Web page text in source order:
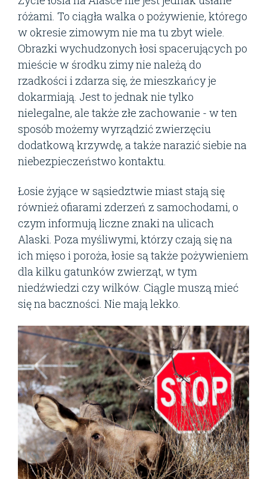
różami. To ciągła walka o pożywienie, którego
w okresie zimowym nie ma tu zbyt wiele.
Obrazki wychudzonych łosi spacerujących po
mieście w środku zimy nie należą do
rzadkości i zdarza się, że mieszkańcy je
dokarmiają. Jest to jednak nie tylko
nielegalne, ale także złe zachowanie - w ten
sposób możemy wyrządzić zwierzęciu
dodatkową krzywdę, a także narazić siebie na
niebezpieczeństwo kontaktu.
Łosie żyjące w sąsiedztwie miast stają się
również ofiarami zderzeń z samochodami, o
czym informują liczne znaki na ulicach
Alaski. Poza myśliwymi, którzy czają się na
ich mięso i poroża, łosie są także pożywieniem
dla kilku gatunków zwierząt, w tym
niedźwiedzi czy wilków. Ciągle muszą mieć
się na baczności. Nie mają lekko.